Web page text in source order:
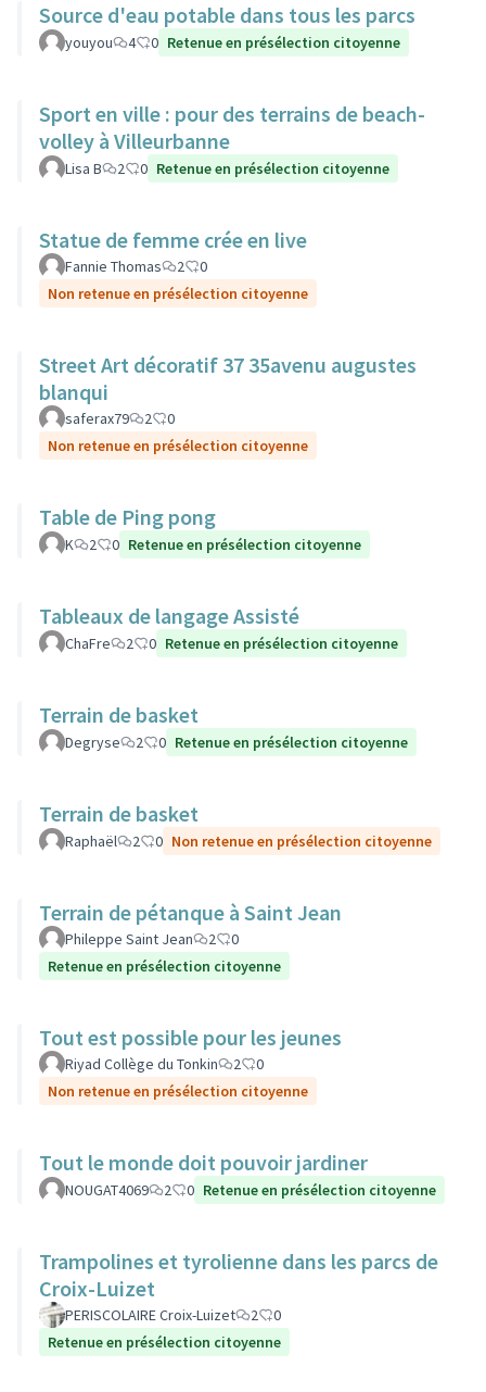
Source d'eau potable dans tous les parcs
youyou 4 0 Retenue en présélection citoyenne
Sport en ville : pour des terrains de beach-
volley à Villeurbanne
Lisa B 2 0 Retenue en présélection citoyenne
Statue de femme crée en live
Fannie Thomas 2
0
Non retenue en présélection citoyenne
Street Art décoratif 37 35avenu augustes
blanqui
saferax79 2
0
Non retenue en présélection citoyenne
Table de Ping pong
K 2 0 Retenue en présélection citoyenne
Tableaux de langage Assisté
ChaFre 2 0 Retenue en présélection citoyenne
Terrain de basket
Degryse 2 0 Retenue en présélection citoyenne
Terrain de basket
Raphaël 2 0 Non retenue en présélection citoyenne
Terrain de pétanque à Saint Jean
Phileppe Saint Jean 2
0
Retenue en présélection citoyenne
Tout est possible pour les jeunes
Riyad Collège du Tonkin 2
0
Non retenue en présélection citoyenne
Tout le monde doit pouvoir jardiner
NOUGAT4069 2 0 Retenue en présélection citoyenne
Trampolines et tyrolienne dans les parcs de
Croix-Luizet
PERISCOLAIRE Croix-Luizet 2
0
Retenue en présélection citoyenne